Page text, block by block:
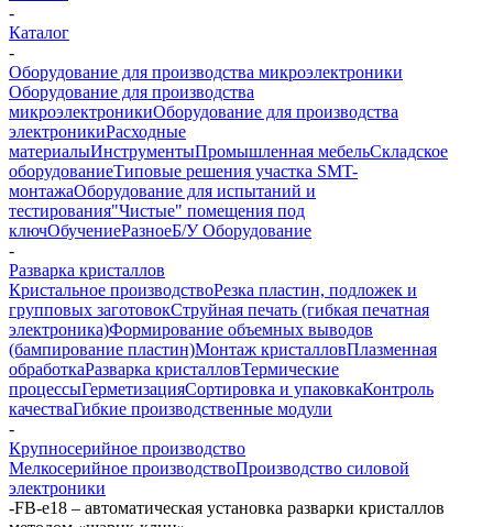
-
Каталог
-
Оборудование для производства микроэлектроники
Оборудование для производства
микроэлектроникиОборудование для производства
электроникиРасходные
материалыИнструментыПромышленная мебельСкладское
оборудованиеТиповые решения участка SMT-
монтажаОборудование для испытаний и
тестирования"Чистые" помещения под
ключОбучениеРазноеБ/У Оборудование
-
Разварка кристаллов
Кристальное производствоРезка пластин, подложек и
групповых заготовокСтруйная печать (гибкая печатная
электроника)Формирование объемных выводов
(бампирование пластин)Монтаж кристалловПлазменная
обработкаРазварка кристалловТермические
процессыГерметизацияСортировка и упаковкаКонтроль
качестваГибкие производственные модули
-
Крупносерийное производство
Мелкосерийное производствоПроизводство силовой
электроники
-FB-e18 – автоматическая установка разварки кристаллов